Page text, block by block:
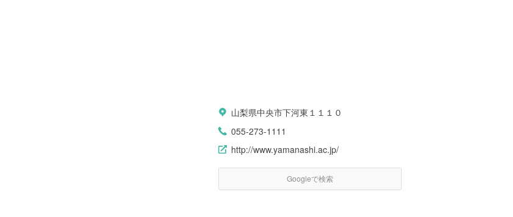
山梨県中央市下河東１１１０
055-273-1111
http://www.yamanashi.ac.jp/
Googleで検索